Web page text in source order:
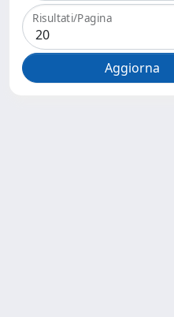
Risultati/Pagina